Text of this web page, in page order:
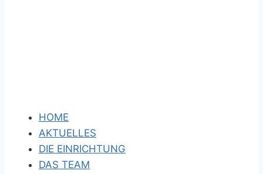
HOME
AKTUELLES
DIE EINRICHTUNG
DAS TEAM